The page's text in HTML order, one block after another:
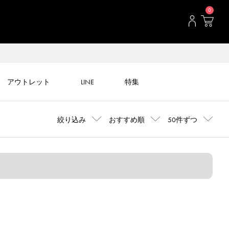
0
アウトレット LINE 特集
絞り込み おすすめ順 50件ずつ